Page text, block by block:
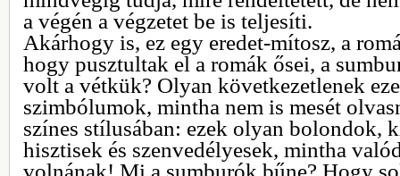
a végén a végzetet be is teljesíti.
Akárhogy is, ez egy eredet-mítosz, a
hogy pusztultak el a romák ősei, a
volt a vétkük? Olyan következetlenek
szimbólumok, mintha nem is mesét
színes stílusában: ezek olyan bolondok,
hisztisek és szenvedélyesek, mintha
volnának! Mi a sumburók bűne? Hogy